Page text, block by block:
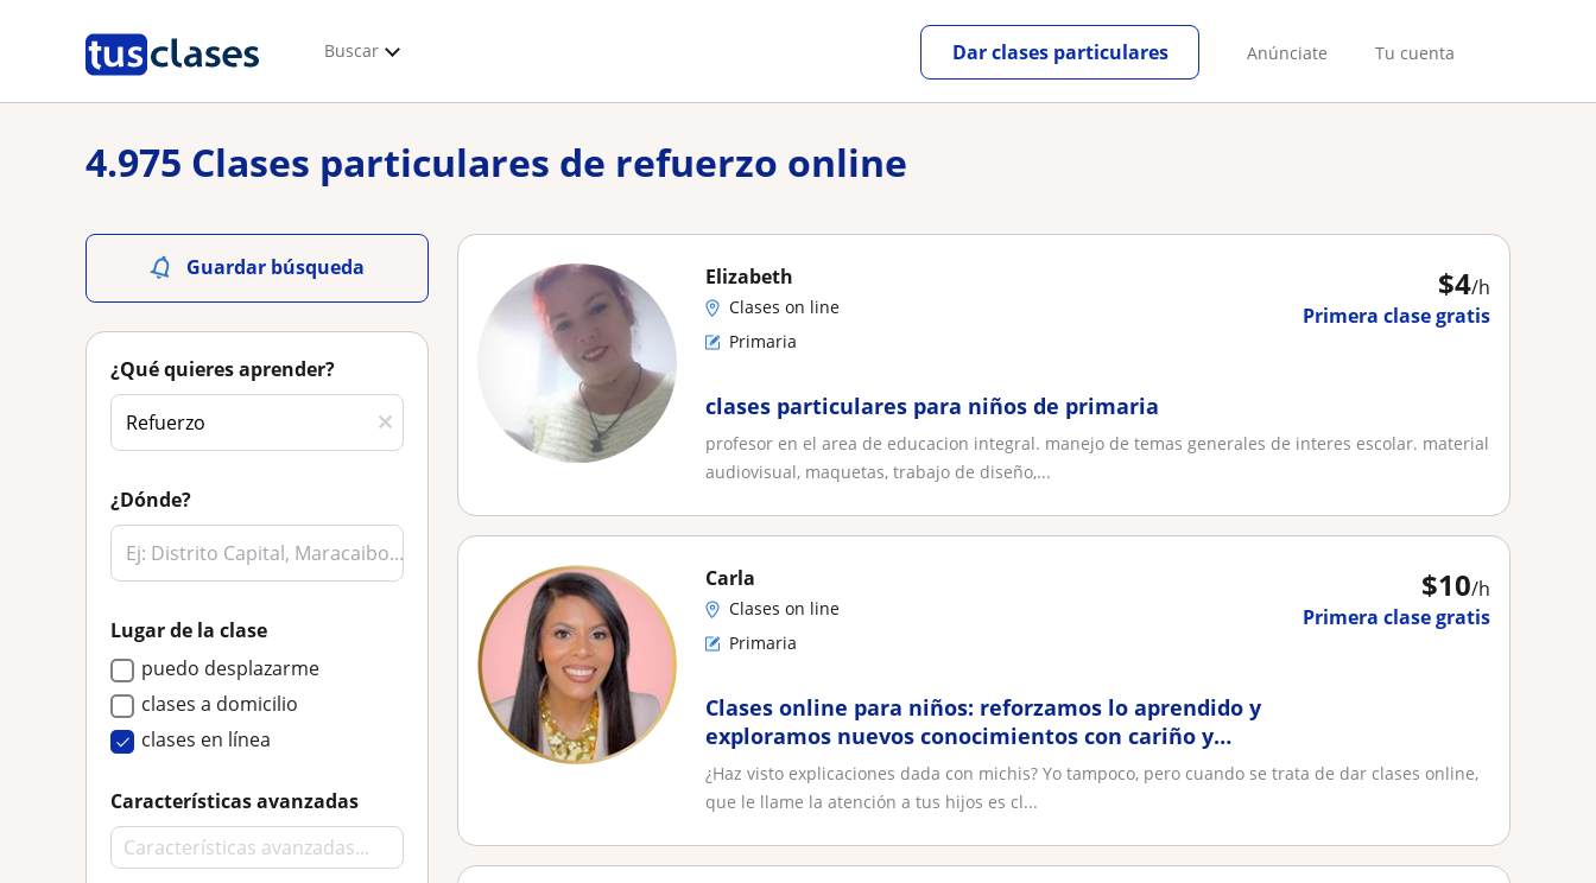
Buscar Anúnciate Tu cuenta
Dar clases particulares
4.975 Clases particulares de refuerzo online
Guardar búsqueda
¿Qué quieres aprender?
¿Dónde?
Lugar de la clase
puedo desplazarme
clases a domicilio
clases en línea
Características avanzadas
$4/h
Primera clase gratis
Elizabeth
Clases on line
Primaria
clases particulares para niños de primaria
profesor en el area de educacion integral. manejo de temas generales de interes escolar. material
audiovisual, maquetas, trabajo de diseño,...
$10/h
Primera clase gratis
Carla
Clases on line
Primaria
Clases online para niños: reforzamos lo aprendido y
exploramos nuevos conocimientos con cariño y
estructura
¿Haz visto explicaciones dada con michis? Yo tampoco, pero cuando se trata de dar clases online,
que le llame la atención a tus hijos es cl...